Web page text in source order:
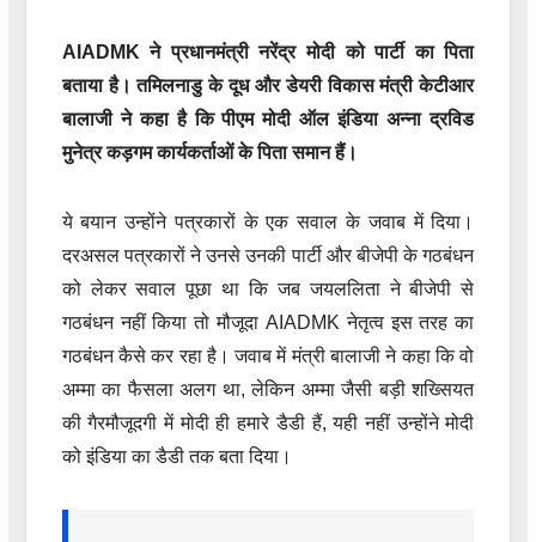
AIADMK ने प्रधानमंत्री नरेंद्र मोदी को पार्टी का पिता
बताया है। तमिलनाडु के दूध और डेयरी विकास मंत्री केटीआर
बालाजी ने कहा है कि पीएम मोदी ऑल इंडिया अन्ना द्रविड
मुनेत्र कड़गम कार्यकर्ताओं के पिता समान हैं।
ये बयान उन्होंने पत्रकारों के एक सवाल के जवाब में दिया।
दरअसल पत्रकारों ने उनसे उनकी पार्टी और बीजेपी के गठबंधन
को लेकर सवाल पूछा था कि जब जयललिता ने बीजेपी से
गठबंधन नहीं किया तो मौजूदा AIADMK नेतृत्व इस तरह का
गठबंधन कैसे कर रहा है। जवाब में मंत्री बालाजी ने कहा कि वो
अम्मा का फैसला अलग था, लेकिन अम्मा जैसी बड़ी शख्सियत
की गैरमौजूदगी में मोदी ही हमारे डैडी हैं, यही नहीं उन्होंने मोदी
को इंडिया का डैडी तक बता दिया।